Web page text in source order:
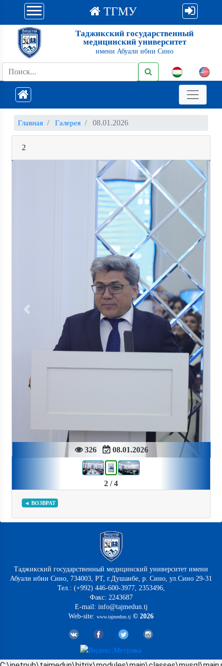
ТГМУ
Таджикский государственный
медицинский университет
имени Абуали ибни Сино
Главная Галерея 08.01.2026
2
326 08.01.2026
Previous Next
2 / 4
◄ ВОЗВРАТ
Таджикский государственный медицинский университет имени
Абуали ибни Сино, 734003, РТ, г.Душанбе, р. Сино, ул.Сино 29-31
Тел.: (+992) 446-600-3977, 2353496,
Факс: 2243687
E-mail: info@tajmedun.tj
Web-site: www.tajmedun.tj © 2026